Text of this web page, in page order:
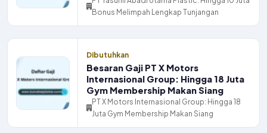
Bonus Melimpah Lengkap Tunjangan
Dibutuhkan
Besaran Gaji PT X Motors
Internasional Group: Hingga 18 Juta
Gym Membership Makan Siang
PT X Motors Internasional Group: Hingga 18
Juta Gym Membership Makan Siang